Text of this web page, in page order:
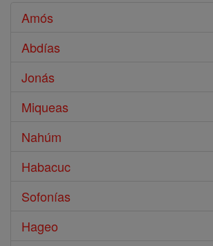
Amós
Abdías
Jonás
Miqueas
Nahúm
Habacuc
Sofonías
Hageo